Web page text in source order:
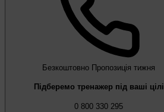
Безкоштовно Пропозиція тижня
Підберемо тренажер під ваші цілі
0 800 330 295